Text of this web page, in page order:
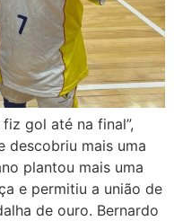
gol até na final”,
descobriu mais uma
plantou mais uma
e permitiu a união de
de ouro. Bernardo